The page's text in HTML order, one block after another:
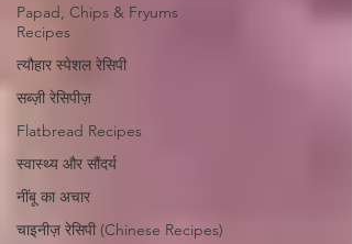
Papad, Chips & Fryums
Recipes
त्यौहार स्पेशल रेसिपी
सब्ज़ी रेसिपीज़
Flatbread Recipes
स्वास्थ्य और सौंदर्य
नींबू का अचार
चाइनीज़ रेसिपी (Chinese Recipes)